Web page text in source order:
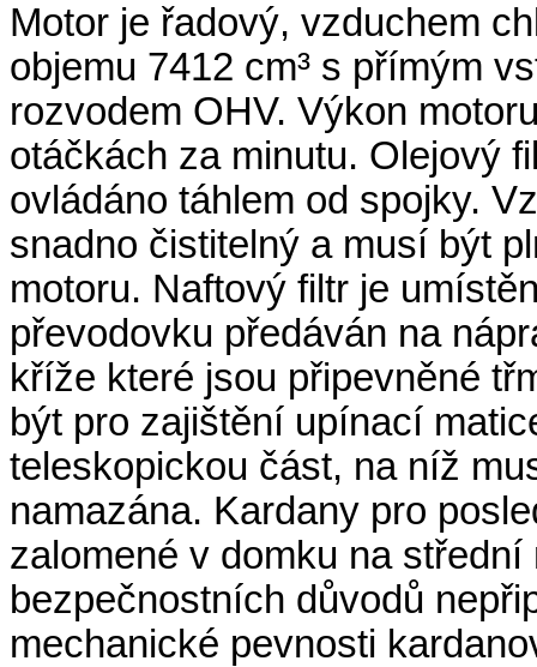
Motor je řadový, vzduchem
objemu 7412 cm³ s přímým
rozvodem OHV. Výkon
otáčkách za minutu. Olejový
ovládáno táhlem od spojky.
snadno čistitelný a musí být
motoru. Naftový filtr je
převodovku předáván na
kříže které jsou připevněné
být pro zajištění upínací
teleskopickou část, na níž
namazána. Kardany pro
zalomené v domku na
bezpečnostních důvodů
mechanické pevnosti